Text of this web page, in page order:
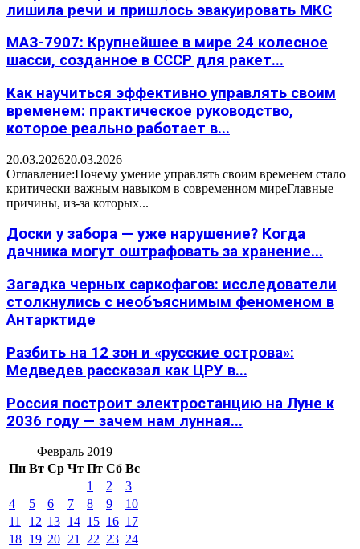
лишила речи и пришлось эвакуировать МКС
МАЗ-7907: Крупнейшее в мире 24 колесное
шасси, созданное в СССР для ракет...
Как научиться эффективно управлять своим
временем: практическое руководство,
которое реально работает в...
20.03.202620.03.2026
Оглавление:Почему умение управлять своим временем стало
критически важным навыком в современном миреГлавные
причины, из-за которых...
Доски у забора — уже нарушение? Когда
дачника могут оштрафовать за хранение...
Загадка черных саркофагов: исследователи
столкнулись с необъяснимым феноменом в
Антарктиде
Разбить на 12 зон и «русские острова»:
Медведев рассказал как ЦРУ в...
Россия построит электростанцию на Луне к
2036 году — зачем нам лунная...
Февраль 2019
Пн Вт Ср Чт Пт Сб Вс
1
2
3
4
5 6 7 8 9
10
11
12 13 14 15 16 17
18 19 20 21 22 23 24